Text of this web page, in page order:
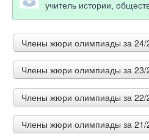
учитель истории,
Члены жюри олимпиады за 24/
Муштакова Елена
учитель истории МОУ
Зоркин Олег
преподаватель труда
Члены жюри олимпиады за 23/
Шарифуллина Алсу
учитель МБОУ СОШ №10
Члены жюри олимпиады за 22/
Викторовна
Члены жюри олимпиады за 21/